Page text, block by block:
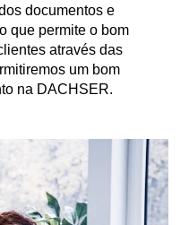
documentos e
que permite o bom
através das
um bom
na DACHSER.